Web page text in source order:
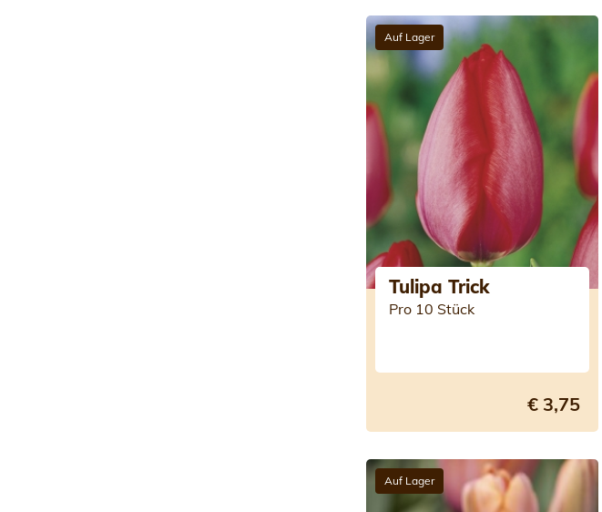
Auf Lager
Tulipa Trick
Pro 10 Stück
€ 3,75
Auf Lager